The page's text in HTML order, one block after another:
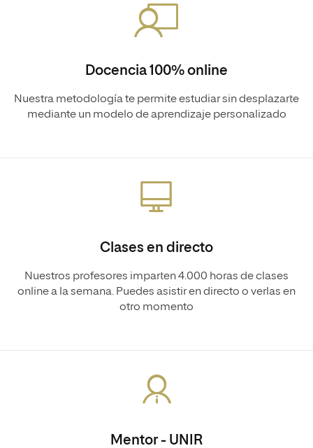
Docencia 100% online
Nuestra metodología te permite estudiar sin desplazarte
mediante un modelo de aprendizaje personalizado
Clases en directo
Nuestros profesores imparten 4.000 horas de clases
online a la semana. Puedes asistir en directo o verlas en
otro momento
Mentor - UNIR